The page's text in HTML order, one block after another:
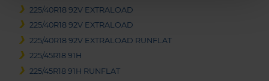
225/40R18 92V EXTRALOAD
225/40R18 92V EXTRALOAD
225/40R18 92V EXTRALOAD RUNFLAT
225/45R18 91H
225/45R18 91H RUNFLAT